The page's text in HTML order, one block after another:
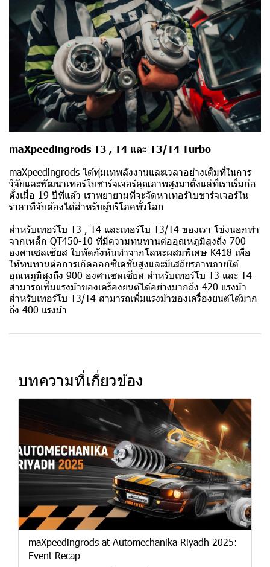
maXpeedingrods T3 , T4 และ T3/T4 Turbo
maXpeedingrods ได้ทุ่มเทพลังงานและเวลาอย่างเต็มที่ในการ
วิจัยและพัฒนาเทอร์โบชาร์จเจอร์คุณภาพสูงมาตั้งแต่ที่เราเริ่มก่อ
ตั้งเมื่อ 19 ปีที่แล้ว เราพยายามที่จะจัดหาเทอร์โบชาร์จเจอร์ใน
ราคาที่จับต้องได้สำหรับผู้บริโภคทั่วโลก
สำหรับเทอร์โบ T3 , T4 และเทอร์โบ T3/T4 ของเรา โข่งนอกทำ
จากเหล็ก QT450-10 ที่มีความทนทานต่ออุณหภูมิสูงถึง 700
องศาเซลเซียส ใบพัดกังหันทำจากโลหะผสมพิเศษ K418 เพื่อ
ให้ทนทานต่อการเกิดออกซิเดชันสูงและมีเสถียรภาพภายใต้
อุณหภูมิสูงถึง 900 องศาเซลเซียส สำหรับเทอร์โบ T3 และ T4
สามารถเพิ่มแรงม้าของเครื่องยนต์ได้อย่างมากถึง 420 แรงม้า
สำหรับเทอร์โบ T3/T4 สามารถเพิ่มแรงม้าของเครื่องยนต์ได้มาก
ถึง 400 แรงม้า
บทความที่เกี่ยวข้อง
maXpeedingrods at Automechanika Riyadh 2025:
Event Recap